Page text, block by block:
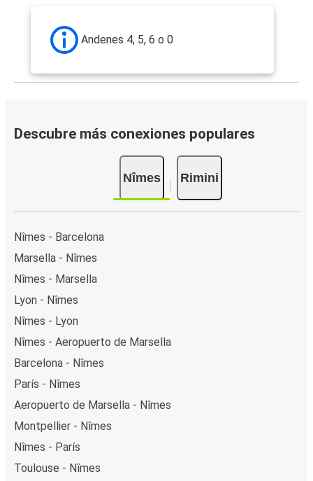
Andenes 4, 5, 6 o 0
Descubre más conexiones populares
Nîmes Rimini
Nîmes - Barcelona
Marsella - Nîmes
Nîmes - Marsella
Lyon - Nîmes
Nîmes - Lyon
Nîmes - Aeropuerto de Marsella
Barcelona - Nîmes
París - Nîmes
Aeropuerto de Marsella - Nîmes
Montpellier - Nîmes
Nîmes - París
Toulouse - Nîmes